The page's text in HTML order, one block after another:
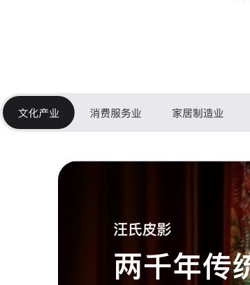
文化产业 消费服务业 家居制造业
汪氏皮影
两千年传
海马体
在美学与
蓝盒子
换成 Mac